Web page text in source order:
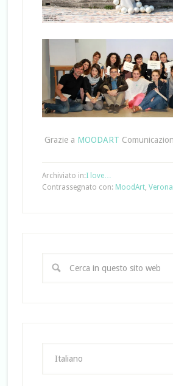
Grazie a MOODART
Archiviato in:I love…
Contrassegnato con: MoodArt, Verona